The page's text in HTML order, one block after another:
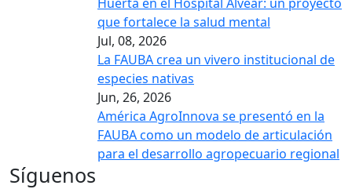
que fortalece la salud mental
Jul, 08, 2026
La FAUBA crea un vivero institucional de
especies nativas
Jun, 26, 2026
América AgroInnova se presentó en la
FAUBA como un modelo de articulación
para el desarrollo agropecuario regional
Síguenos